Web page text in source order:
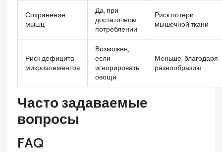
Сохранение
мышц
Да, при
достаточном
потреблении
Риск потери
мышечной ткани
Риск дефицита
микроэлементов
Возможен,
если
игнорировать
овощи
Меньше, благодаря
разнообразию
Часто задаваемые
вопросы
FAQ